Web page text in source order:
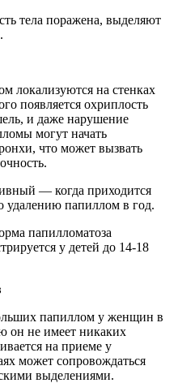
тела поражена, выделяют
локализуются на стенках
появляется охриплость
и даже нарушение
могут начать
что может вызвать
— когда приходится
удалению папиллом в год.
папилломатоза
у детей до 14-18
папиллом у женщин в
он не имеет никаких
на приеме у
может сопровождаться
выделениями.